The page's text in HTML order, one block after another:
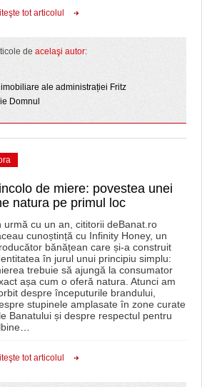
tot articolul
de acelaşi autor:
ale administrației Fritz
Domnul
de miere: povestea unei
natura pe primul loc
urmă cu un an, cititorii deBanat.ro
cunoștință cu Infinity Honey, un
bănățean care și-a construit
în jurul unui principiu simplu:
trebuie să ajungă la consumator
așa cum o oferă natura. Atunci am
despre începuturile brandului,
stupinele amplasate în zone curate
Banatului și despre respectul pentru
…
tot articolul